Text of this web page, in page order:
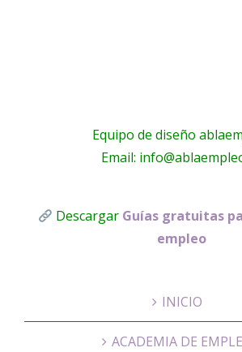
Equipo de diseño
Email:
Descargar Guías gratuitas
empleo
INICIO
ACADEMIA DE